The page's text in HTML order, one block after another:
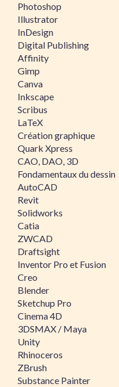
Photoshop
Illustrator
InDesign
Digital Publishing
Affinity
Gimp
Canva
Inkscape
Scribus
LaTeX
Création graphique
Quark Xpress
CAO, DAO, 3D
Fondamentaux du dessin
AutoCAD
Revit
Solidworks
Catia
ZWCAD
Draftsight
Inventor Pro et Fusion
Creo
Blender
Sketchup Pro
Cinema 4D
3DSMAX / Maya
Unity
Rhinoceros
ZBrush
Substance Painter